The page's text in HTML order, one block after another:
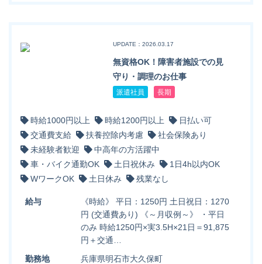
UPDATE：2026.03.17
無資格OK！障害者施設での見
守り・調理のお仕事
派遣社員 長期
時給1000円以上 時給1200円以上
日払い可
交通費支給
扶養控除内考慮
社会保険あり
未経験者歓迎
中高年の方活躍中
車・バイク通勤OK
土日祝休み
1日4h以内OK
WワークOK
土日休み 残業なし
給与
《時給》 平日：1250円 土日祝日：1270
円 (交通費あり) 《～月収例～》 ・平日
のみ 時給1250円×実3.5H×21日＝91,875
円＋交通…
勤務地
兵庫県明石市大久保町